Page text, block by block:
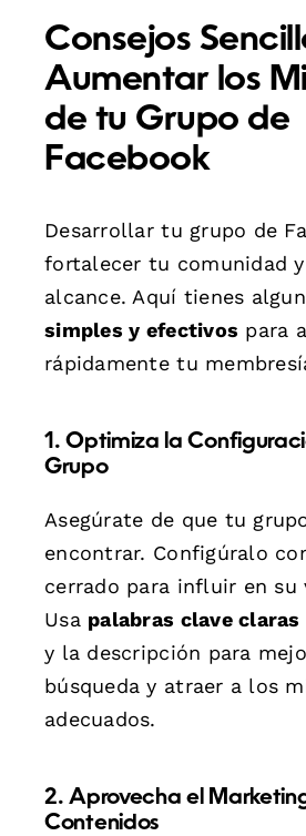
Consejos
Aumentar los
de tu Grupo de
Facebook
Desarrollar tu grupo de
fortalecer tu comunidad
alcance. Aquí tienes
simples y efectivos para
rápidamente tu
1. Optimiza la
Grupo
Asegúrate de que tu
encontrar. Configúralo
cerrado para influir en su
Usa palabras clave claras
y la descripción para
búsqueda y atraer a los
adecuados.
2. Aprovecha el
Contenidos